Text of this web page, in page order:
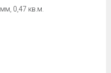
0,47 кв.м.